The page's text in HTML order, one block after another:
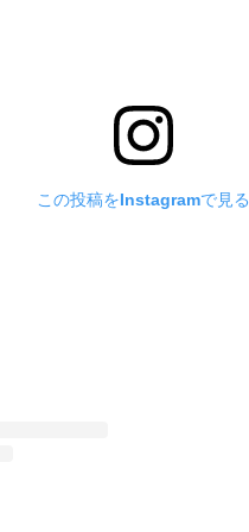
この投稿をInstagramで見る